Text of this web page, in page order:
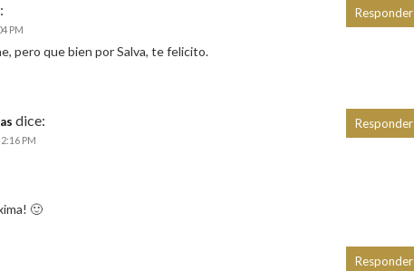
PM
pero que bien por Salva, te felicito.
Responder
dice:
PM
🙂
Responder
Responder